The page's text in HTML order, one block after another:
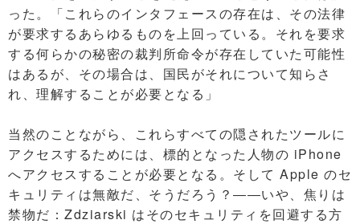
った。「これらのインタフェースの存在は、その法律
が要求するあらゆるものを上回っている。それを要求
する何らかの秘密の裁判所命令が存在していた可能性
はあるが、その場合は、国民がそれについて知らさ
れ、理解することが必要となる」
当然のことながら、これらすべての隠されたツールに
アクセスするためには、標的となった人物の iPhone
へアクセスすることが必要となる。そして Apple のセ
キュリティは無敵だ、そうだろう？――いや、焦りは
禁物だ：Zdziarski はそのセキュリティを回避する方